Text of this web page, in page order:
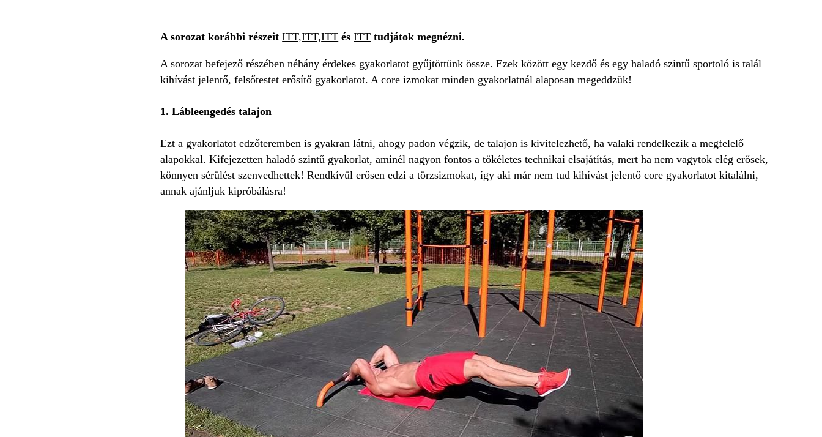
A sorozat korábbi részeitITT,ITT,ITT ésITT tudjátok megnézni.
A sorozat befejező részében néhány érdekes gyakorlatot gyűjtöttünk össze. Ezek között egy kezdő és egy haladó szintű sportoló is talál
kihívást jelentő, felsőtestet erősítő gyakorlatot. A core izmokat minden gyakorlatnál alaposan megeddzük!
1. Lábleengedés talajon
Ezt a gyakorlatot edzőteremben is gyakran látni, ahogy padon végzik, de talajon is kivitelezhető, ha valaki rendelkezik a megfelelő
alapokkal. Kifejezetten haladó szintű gyakorlat, aminél nagyon fontos a tökéletes technikai elsajátítás, mert ha nem vagytok elég erősek,
könnyen sérülést szenvedhettek! Rendkívül erősen edzi a törzsizmokat, így aki már nem tud kihívást jelentő core gyakorlatot kitalálni,
annak ajánljuk kipróbálásra!